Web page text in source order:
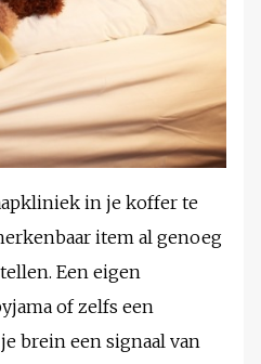
in je koffer te
item al genoeg
Een eigen
of zelfs een
brein een signaal van